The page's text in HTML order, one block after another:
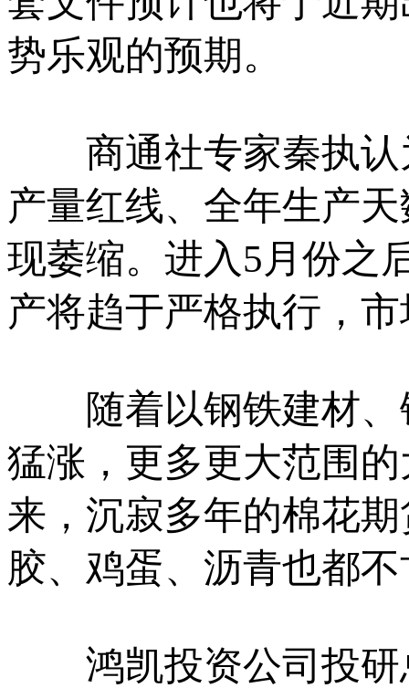
势乐观的预期。
商通社专家秦执认
产量红线、全年生产
现萎缩。进入5月份之
产将趋于严格执行，
随着以钢铁建材、
猛涨，更多更大范围
来，沉寂多年的棉花
胶、鸡蛋、沥青也都
鸿凯投资公司投研